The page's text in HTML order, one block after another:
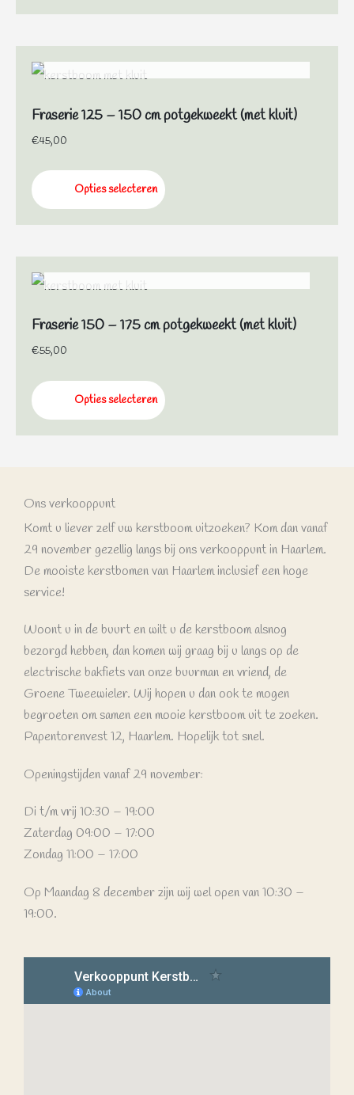
Fraserie 125 – 150 cm potgekweekt (met kluit)
€45,00
Opties selecteren
Fraserie 150 – 175 cm potgekweekt (met kluit)
€55,00
Opties selecteren
Ons verkooppunt
Komt u liever zelf uw kerstboom uitzoeken? Kom dan vanaf
29 november gezellig langs bij ons verkooppunt in Haarlem.
De mooiste kerstbomen van Haarlem inclusief een hoge
service!
Woont u in de buurt en wilt u de kerstboom alsnog
bezorgd hebben, dan komen wij graag bij u langs op de
electrische bakfiets van onze buurman en vriend, de
Groene Tweewieler. Wij hopen u dan ook te mogen
begroeten om samen een mooie kerstboom uit te zoeken.
Papentorenvest 12, Haarlem. Hopelijk tot snel.
Openingstijden vanaf 29 november:
Di t/m vrij 10:30 – 19:00
Zaterdag 09:00 – 17:00
Zondag 11:00 – 17:00
Op Maandag 8 december zijn wij wel open van 10:30 –
19:00.